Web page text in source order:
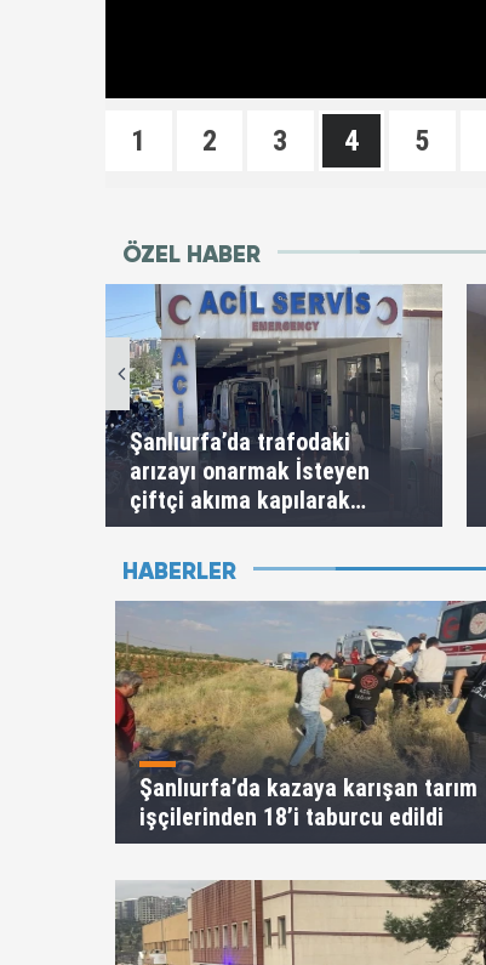
1 2 3 4 5
ÖZEL HABER
Şanlıurfa’da trafodaki
arızayı onarmak İsteyen
çiftçi akıma kapılarak
hayatını kaybetti
HABERLER
Şanlıurfa’da kazaya karışan tarım
işçilerinden 18’i taburcu edildi